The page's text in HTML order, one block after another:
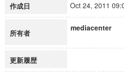
作成日 Oct 24, 2011
所有者
mediacenter
更新履歴